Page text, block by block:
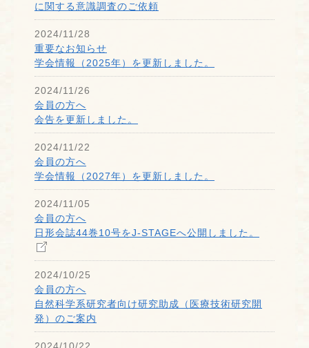
に関する意識調査のご依頼
2024/11/28
重要なお知らせ
学会情報（2025年）を更新しました。
2024/11/26
会員の方へ
会告を更新しました。
2024/11/22
会員の方へ
学会情報（2027年）を更新しました。
2024/11/05
会員の方へ
日形会誌44巻10号をJ-STAGEへ公開しました。
2024/10/25
会員の方へ
自然科学系研究者向け研究助成（医療技術研究開
発）のご案内